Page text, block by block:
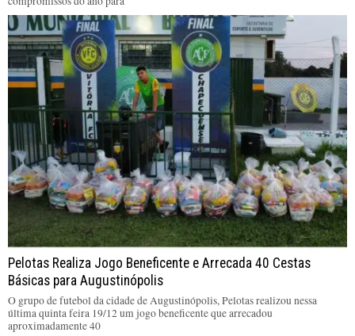
Pelotas Realiza Jogo Beneficente e Arrecada 40 Cestas
Básicas para Augustinópolis
O grupo de futebol da cidade de Augustinópolis, Pelotas realizou nessa
última quinta feira 19/12 um jogo beneficente que arrecadou
aproximadamente 40